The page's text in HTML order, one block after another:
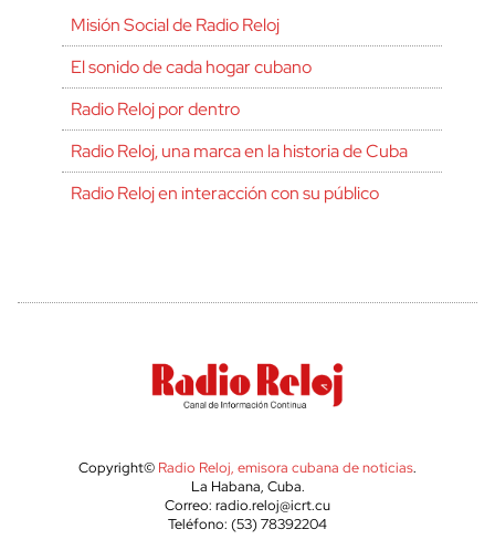
Misión Social de Radio Reloj
El sonido de cada hogar cubano
Radio Reloj por dentro
Radio Reloj, una marca en la historia de Cuba
Radio Reloj en interacción con su público
Copyright© Radio Reloj, emisora cubana de noticias.
La Habana, Cuba.
Correo: radio.reloj@icrt.cu
Teléfono: (53) 78392204